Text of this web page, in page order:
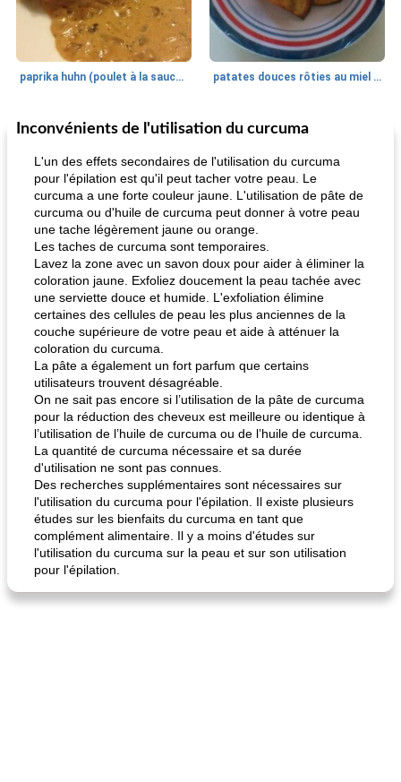
paprika huhn (poulet à la sauce paprika). patates douces rôties au miel / kumara
25min
Petit déjeuner et brunch
quinoa petit déjeuner méditerranéen
Viande et volaille
Inconvénients de l'utilisation du curcuma
L'un des effets secondaires de l'utilisation du curcuma
pour l'épilation est qu'il peut tacher votre peau. Le
curcuma a une forte couleur jaune. L'utilisation de pâte de
curcuma ou d'huile de curcuma peut donner à votre peau
une tache légèrement jaune ou orange.
Les taches de curcuma sont temporaires.
Lavez la zone avec un savon doux pour aider à éliminer la
coloration jaune. Exfoliez doucement la peau tachée avec
une serviette douce et humide. L'exfoliation élimine
certaines des cellules de peau les plus anciennes de la
couche supérieure de votre peau et aide à atténuer la
coloration du curcuma.
La pâte a également un fort parfum que certains
utilisateurs trouvent désagréable.
On ne sait pas encore si l’utilisation de la pâte de curcuma
pour la réduction des cheveux est meilleure ou identique à
l’utilisation de l’huile de curcuma ou de l’huile de curcuma.
La quantité de curcuma nécessaire et sa durée
d'utilisation ne sont pas connues.
Des recherches supplémentaires sont nécessaires sur
l'utilisation du curcuma pour l'épilation. Il existe plusieurs
études sur les bienfaits du curcuma en tant que
complément alimentaire. Il y a moins d'études sur
l'utilisation du curcuma sur la peau et sur son utilisation
pour l'épilation.